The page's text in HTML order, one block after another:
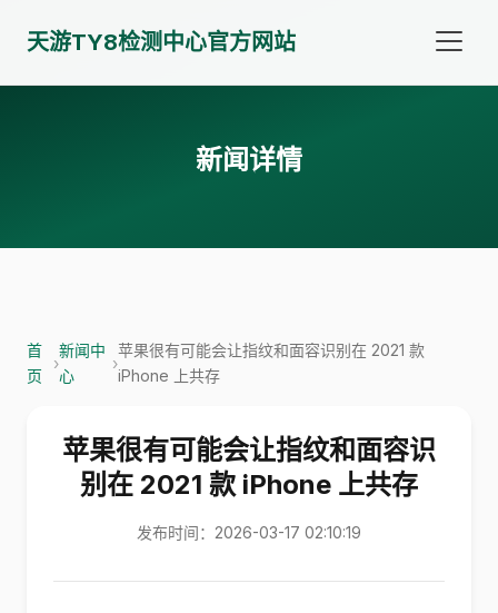
天游TY8检测中心官方网站
新闻详情
首
页
›
新闻中
心
›
苹果很有可能会让指纹和面容识别在 2021 款
iPhone 上共存
苹果很有可能会让指纹和面容识
别在 2021 款 iPhone 上共存
发布时间：2026-03-17 02:10:19